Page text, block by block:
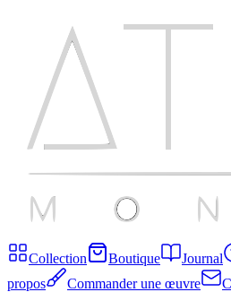
Collection Boutique Journal
propos
Commander une œuvre